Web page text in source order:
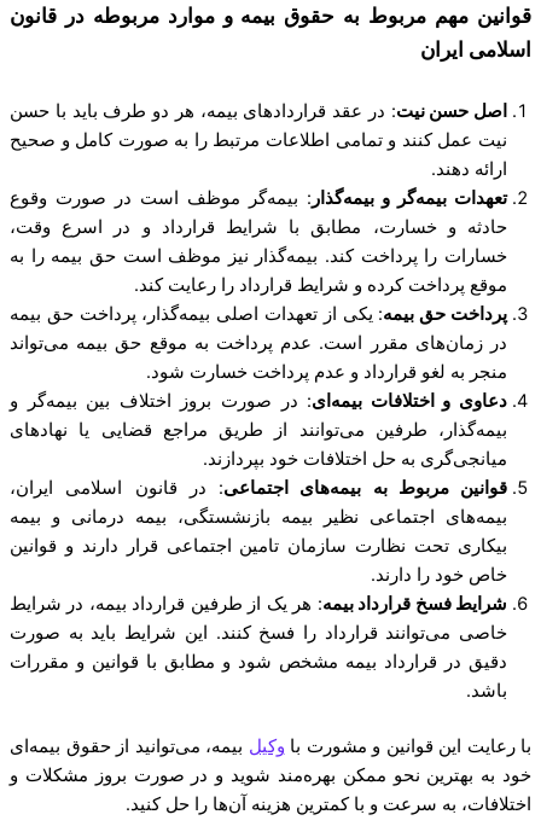
قوانین مهم مربوط به حقوق بیمه و موارد مربوطه در قانون
اسلامی ایران
اصل حسن نیت: در عقد قراردادهای بیمه، هر دو طرف باید با حسن
نیت عمل کنند و تمامی اطلاعات مرتبط را به صورت کامل و صحیح
ارائه دهند.
تعهدات بیمه‌گر و بیمه‌گذار : بیمه‌گر موظف است در صورت وقوع
حادثه و خسارت، مطابق با شرایط قرارداد و در اسرع وقت،
خسارات را پرداخت کند. بیمه‌گذار نیز موظف است حق بیمه را به
موقع پرداخت کرده و شرایط قرارداد را رعایت کند.
پرداخت حق بیمه: یکی از تعهدات اصلی بیمه‌گذار، پرداخت حق بیمه
در زمان‌های مقرر است. عدم پرداخت به موقع حق بیمه می‌تواند
منجر به لغو قرارداد و عدم پرداخت خسارت شود.
دعاوی و اختلافات بیمه‌ای: در صورت بروز اختلاف بین بیمه‌گر و
بیمه‌گذار، طرفین می‌توانند از طریق مراجع قضایی یا نهادهای
میانجی‌گری به حل اختلافات خود بپردازند.
قوانین مربوط به بیمه‌های اجتماعی: در قانون اسلامی ایران،
بیمه‌های اجتماعی نظیر بیمه بازنشستگی، بیمه درمانی و بیمه
بیکاری تحت نظارت سازمان تامین اجتماعی قرار دارند و قوانین
خاص خود را دارند.
شرایط فسخ قرارداد بیمه: هر یک از طرفین قرارداد بیمه، در شرایط
خاصی می‌توانند قرارداد را فسخ کنند. این شرایط باید به صورت
دقیق در قرارداد بیمه مشخص شود و مطابق با قوانین و مقررات
باشد.
با رعایت این قوانین و مشورت با وکیل بیمه، می‌توانید از حقوق بیمه‌ای
خود به بهترین نحو ممکن بهره‌مند شوید و در صورت بروز مشکلات و
اختلافات، به سرعت و با کمترین هزینه آن‌ها را حل کنید.